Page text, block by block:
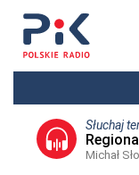
Słuchaj
Michał